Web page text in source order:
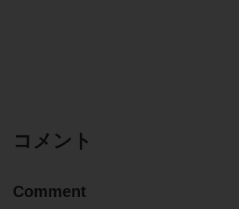
コメント
Comment